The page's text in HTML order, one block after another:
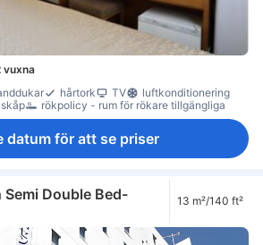
vuxna
hårtork TV
luftkonditionering
rökpolicy - rum för rökare tillgängliga
datum för att se priser
Double Bed-
13 m²/140 ft²